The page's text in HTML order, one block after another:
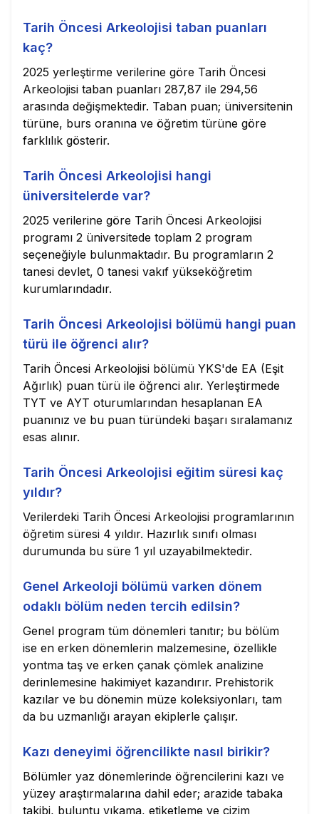
Tarih Öncesi Arkeolojisi taban puanları
kaç?
2025 yerleştirme verilerine göre Tarih Öncesi
Arkeolojisi taban puanları 287,87 ile 294,56
arasında değişmektedir. Taban puan; üniversitenin
türüne, burs oranına ve öğretim türüne göre
farklılık gösterir.
Tarih Öncesi Arkeolojisi hangi
üniversitelerde var?
2025 verilerine göre Tarih Öncesi Arkeolojisi
programı 2 üniversitede toplam 2 program
seçeneğiyle bulunmaktadır. Bu programların 2
tanesi devlet, 0 tanesi vakıf yükseköğretim
kurumlarındadır.
Tarih Öncesi Arkeolojisi bölümü hangi puan
türü ile öğrenci alır?
Tarih Öncesi Arkeolojisi bölümü YKS'de EA (Eşit
Ağırlık) puan türü ile öğrenci alır. Yerleştirmede
TYT ve AYT oturumlarından hesaplanan EA
puanınız ve bu puan türündeki başarı sıralamanız
esas alınır.
Tarih Öncesi Arkeolojisi eğitim süresi kaç
yıldır?
Verilerdeki Tarih Öncesi Arkeolojisi programlarının
öğretim süresi 4 yıldır. Hazırlık sınıfı olması
durumunda bu süre 1 yıl uzayabilmektedir.
Genel Arkeoloji bölümü varken dönem
odaklı bölüm neden tercih edilsin?
Genel program tüm dönemleri tanıtır; bu bölüm
ise en erken dönemlerin malzemesine, özellikle
yontma taş ve erken çanak çömlek analizine
derinlemesine hakimiyet kazandırır. Prehistorik
kazılar ve bu dönemin müze koleksiyonları, tam
da bu uzmanlığı arayan ekiplerle çalışır.
Kazı deneyimi öğrencilikte nasıl birikir?
Bölümler yaz dönemlerinde öğrencilerini kazı ve
yüzey araştırmalarına dahil eder; arazide tabaka
takibi, buluntu yıkama, etiketleme ve çizim